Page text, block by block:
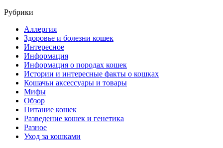
Рубрики
Аллергия
Здоровье и болезни кошек
Интересное
Информация
Информация о породах кошек
Истории и интересные факты о кошках
Кошачьи аксессуары и товары
Мифы
Обзор
Питание кошек
Разведение кошек и генетика
Разное
Уход за кошками